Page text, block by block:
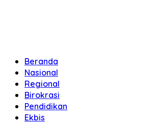
Beranda
Nasional
Regional
Birokrasi
Pendidikan
Ekbis